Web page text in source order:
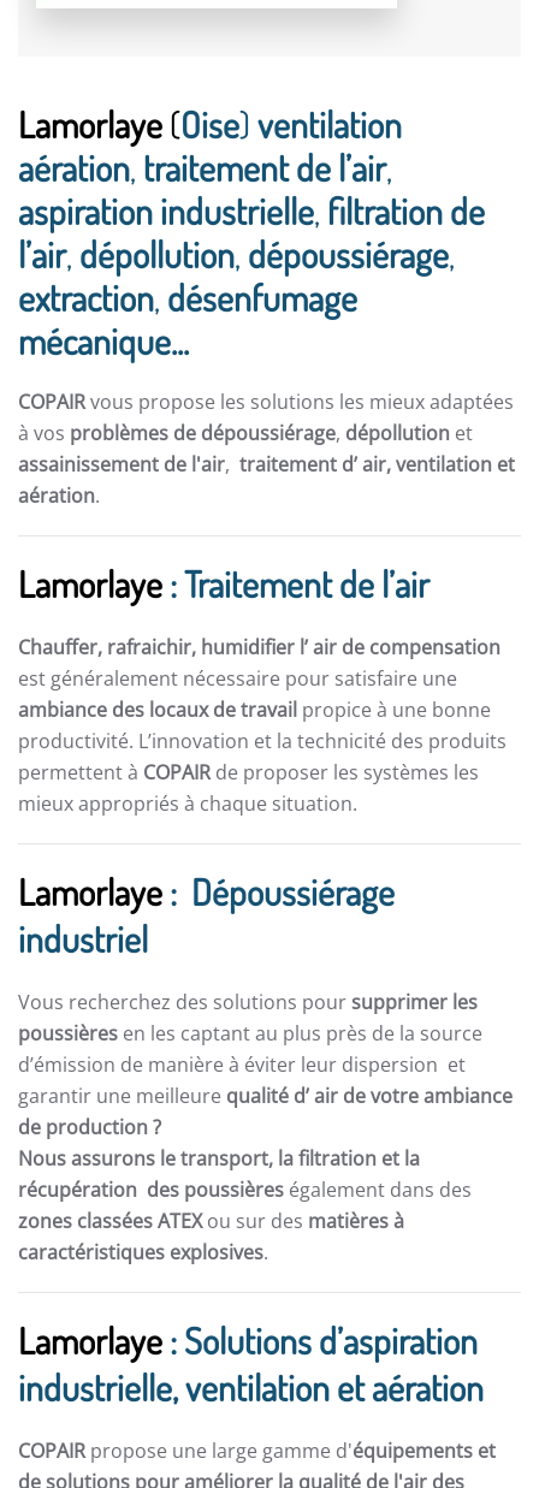
Lamorlaye(Oise)ventilation
aération, traitement de l’air,
aspiration industrielle, filtration de
l’air, dépollution, dépoussiérage,
extraction, désenfumage
mécanique...
COPAIRvous propose les solutions les mieux adaptées
à vos problèmes de dépoussiérage, dépollution et
assainissement de l'air, traitement d’ air,ventilation et
aération.
Lamorlaye: Traitement de l’air
Chauffer, rafraichir, humidifier l’ air de compensation
est généralement nécessaire pour satisfaire une
ambiance des locaux de travail propice à une bonne
productivité. L’innovation et la technicité des produits
permettent à COPAIRde proposer les systèmes les
mieux appropriés à chaque situation.
Lamorlaye: Dépoussiérage
industriel
Vous recherchez des solutions poursupprimer les
poussières en les captant au plus près de la source
d’émission de manière à éviter leur dispersion et
garantir une meilleure qualité d’ air de votre ambiance
de production ?
Nous assurons le transport, la filtration et la
récupération des poussières également dans des
zones classées ATEXou sur des matières à
caractéristiques explosives.
Lamorlaye: Solutions d’aspiration
industrielle, ventilation et aération
COPAIRpropose une large gamme d'équipements et
de solutions pour améliorer la qualité de l'air des